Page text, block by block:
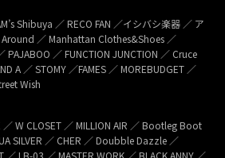
Shibuya ／ RECO FAN ／イシバシ楽器 ／ ア
／ Manhattan Clothes&Shoes ／
PAJABOO ／ FUNCTION JUNCTION ／ Cruce
A ／ STOMY ／FAMES ／ MOREBUDGET ／
Wish
W CLOSET ／ MILLION AIR ／ Bootleg Boot
SILVER ／ CHER ／ Doubble Dazzle ／